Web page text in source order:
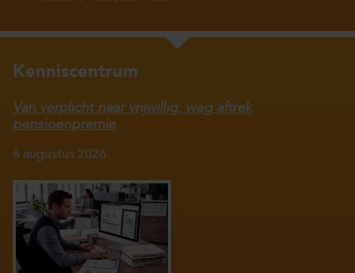
Kenniscentrum
Van verplicht naar vrijwillig: weg aftrek
pensioenpremie
6 augustus 2026